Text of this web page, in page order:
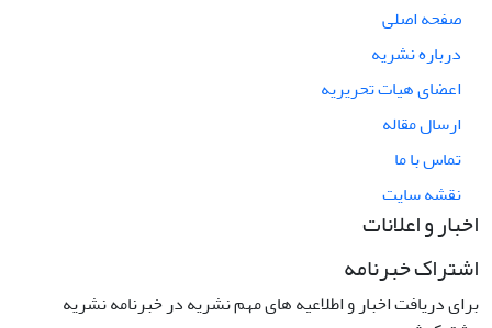
صفحه اصلی
درباره نشریه
اعضای هیات تحریریه
ارسال مقاله
تماس با ما
نقشه سایت
اخبار و اعلانات
اشتراک خبرنامه
برای دریافت اخبار و اطلاعیه های مهم نشریه در خبرنامه نشریه